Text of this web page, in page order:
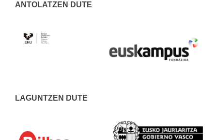
ANTOLATZEN DUTE
LAGUNTZEN DUTE